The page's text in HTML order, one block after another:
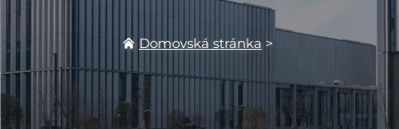
Domovská stránka >